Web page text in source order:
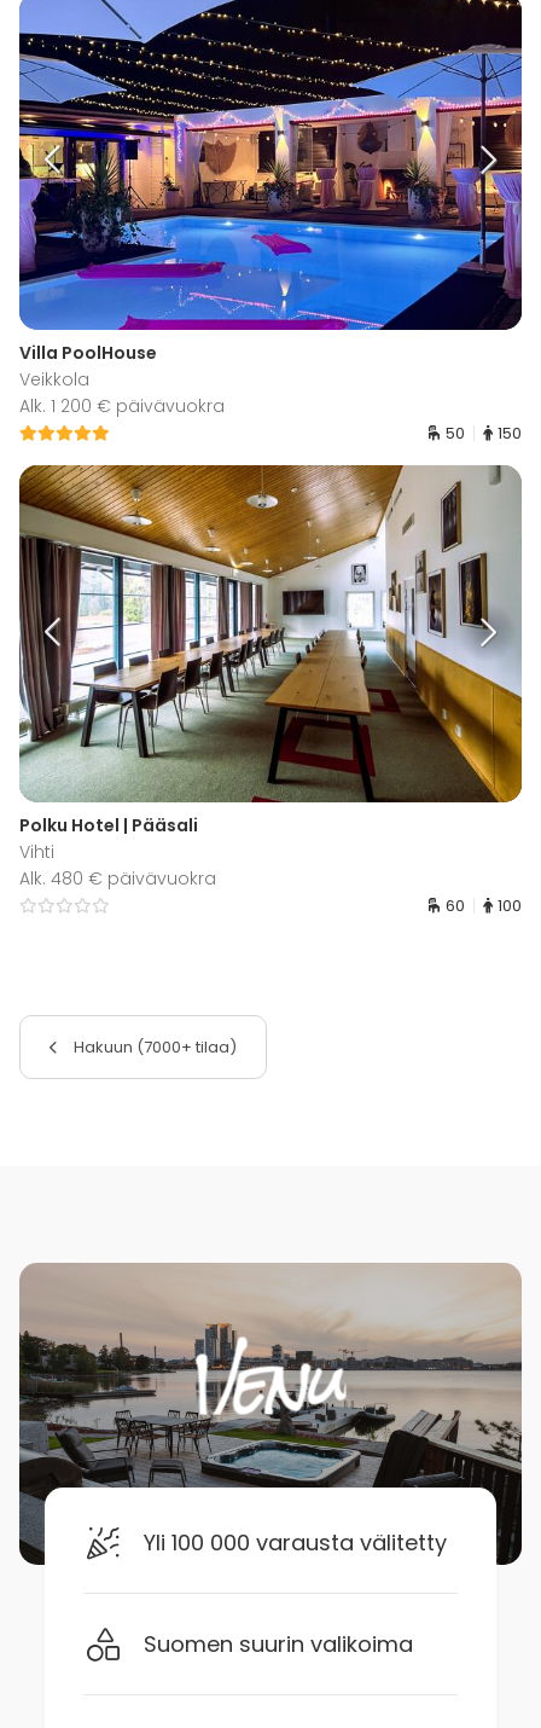
Villa PoolHouse
Veikkola
Alk. 1 200 € päivävuokra
50 150
Polku Hotel | Pääsali
Vihti
Alk. 480 € päivävuokra
60 100
Hakuun (7000+ tilaa)
Yli 100 000 varausta välitetty
Suomen suurin valikoima